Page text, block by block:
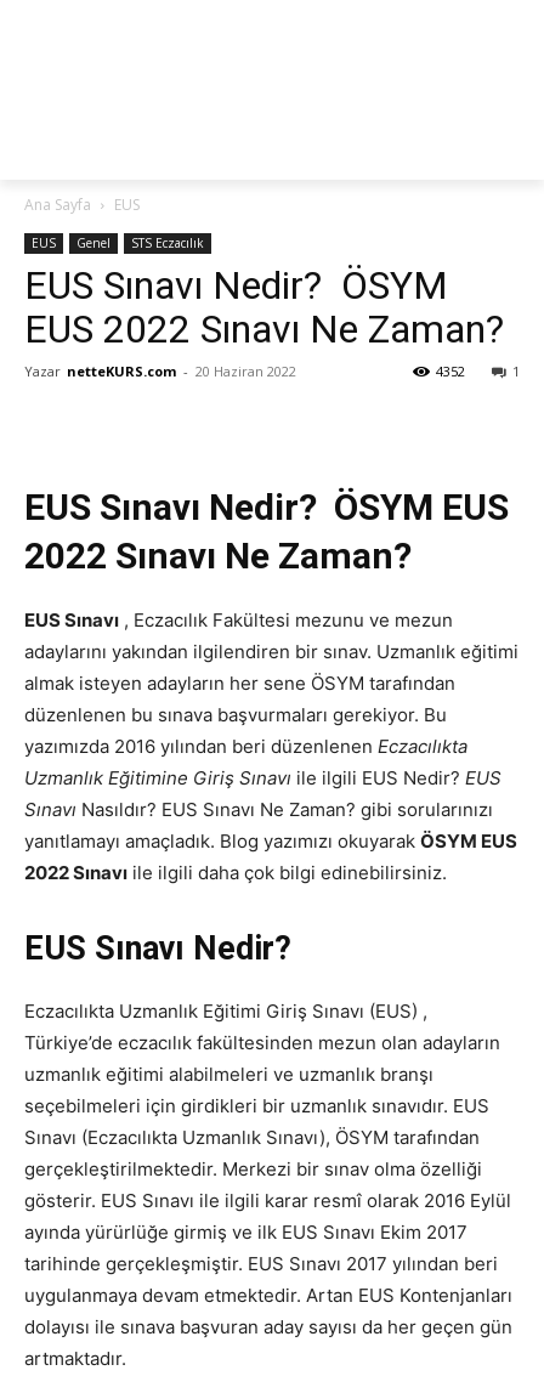
Ana Sayfa EUS
EUS Genel STS Eczacılık
EUS Sınavı Nedir? ÖSYM
EUS 2022 Sınavı Ne Zaman?
Yazar netteKURS.com - 20 Haziran 2022 1
4352
EUS Sınavı Nedir? ÖSYM EUS
2022 Sınavı Ne Zaman?
EUS Sınavı , Eczacılık Fakültesi mezunu ve mezun
adaylarını yakından ilgilendiren bir sınav. Uzmanlık eğitimi
almak isteyen adayların her sene ÖSYM tarafından
düzenlenen bu sınava başvurmaları gerekiyor. Bu
yazımızda 2016 yılından beri düzenlenen Eczacılıkta
Uzmanlık Eğitimine Giriş Sınavı ile ilgili EUS Nedir? EUS
Sınavı Nasıldır? EUS Sınavı Ne Zaman? gibi sorularınızı
yanıtlamayı amaçladık. Blog yazımızı okuyarak ÖSYM EUS
2022 Sınavı ile ilgili daha çok bilgi edinebilirsiniz.
EUS Sınavı Nedir?
Eczacılıkta Uzmanlık Eğitimi Giriş Sınavı (EUS) ,
Türkiye’de eczacılık fakültesinden mezun olan adayların
uzmanlık eğitimi alabilmeleri ve uzmanlık branşı
seçebilmeleri için girdikleri bir uzmanlık sınavıdır. EUS
Sınavı (Eczacılıkta Uzmanlık Sınavı), ÖSYM tarafından
gerçekleştirilmektedir. Merkezi bir sınav olma özelliği
gösterir. EUS Sınavı ile ilgili karar resmî olarak 2016 Eylül
ayında yürürlüğe girmiş ve ilk EUS Sınavı Ekim 2017
tarihinde gerçekleşmiştir. EUS Sınavı 2017 yılından beri
uygulanmaya devam etmektedir. Artan EUS Kontenjanları
dolayısı ile sınava başvuran aday sayısı da her geçen gün
artmaktadır.